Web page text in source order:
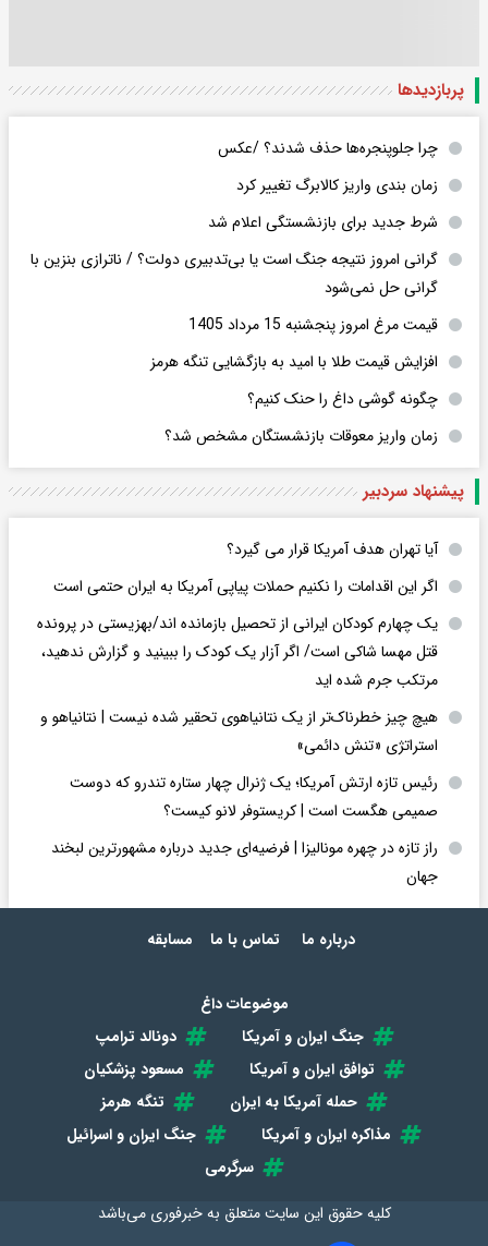
پربازدید‌ها
چرا جلوپنجره‌ها حذف شدند؟ /عکس
زمان بندی واریز کالابرگ تغییر کرد
شرط جدید برای بازنشستگی اعلام شد
گرانی امروز نتیجه جنگ است یا بی‌تدبیری دولت؟ / ناترازی بنزین با
گرانی حل نمی‌شود
قیمت مرغ امروز پنجشنبه 15 مرداد 1405
افزایش قیمت طلا با امید به بازگشایی تنگه هرمز
چگونه گوشی داغ را حنک کنیم؟
زمان واریز معوقات بازنشستگان مشخص شد؟
پیشنهاد سردبیر
آیا تهران هدف آمریکا قرار می گیرد؟
اگر این اقدامات را نکنیم حملات پیاپی آمریکا به ایران حتمی است
یک چهارم کودکان ایرانی از تحصیل بازمانده اند/بهزیستی در پرونده
قتل مهسا شاکی است/ اگر آزار یک کودک را ببینید و گزارش ندهید،
مرتکب جرم شده اید
هیچ چیز خطرناک‌تر از یک نتانیاهوی تحقیر شده نیست | نتانیاهو و
استراتژی «تنش دائمی»
رئیس تازه ارتش آمریکا؛ یک ژنرال چهار ستاره تندرو که دوست
صمیمی هگست است | کریستوفر لانو کیست؟
راز تازه در چهره مونالیزا | فرضیه‌ای جدید درباره مشهورترین لبخند
جهان
درباره ما تماس با ما مسابقه
موضوعات داغ
جنگ ایران و آمریکا
دونالد ترامپ
توافق ایران و آمریکا
مسعود پزشکیان
حمله آمریکا به ایران
تنگه هرمز
مذاکره ایران و آمریکا
جنگ ایران و اسرائیل
سرگرمی
کلیه حقوق این سایت متعلق بهخبرفوری می‌باشد